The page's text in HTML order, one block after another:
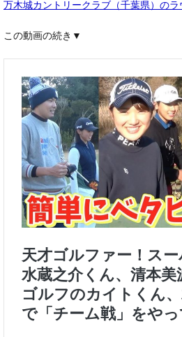
万木城カントリークラブ（千葉県）のラ
この動画の続き▼